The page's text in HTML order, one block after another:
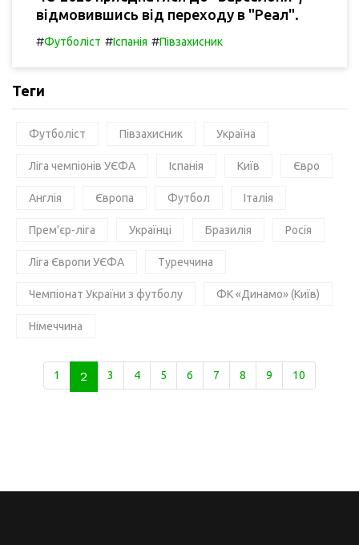
відмовившись від переходу в "Реал".
#Футболіст #Іспанія #Півзахисник
Теги
Футболіст Півзахисник Україна
Ліга чемпіонів УЄФА Іспанія Київ Євро
Англія Європа Футбол Італія
Прем'єр-ліга Українці Бразилія Росія
Ліга Європи УЄФА Туреччина
Чемпіонат України з футболу ФК «Динамо» (Київ)
Німеччина
1 2 3 4 5 6 7 8 9 10